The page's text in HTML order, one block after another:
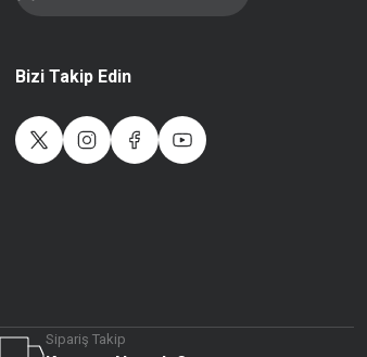
Bizi Takip Edin
Sipariş Takip